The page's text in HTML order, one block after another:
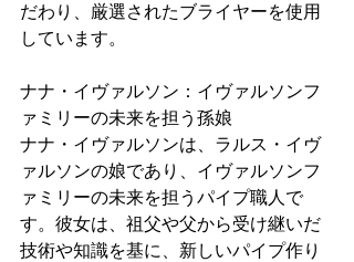
だわり、厳選されたブライヤーを使用
しています。
ナナ・イヴァルソン：イヴァルソンフ
ァミリーの未来を担う孫娘
ナナ・イヴァルソンは、ラルス・イヴ
ァルソンの娘であり、イヴァルソンフ
ァミリーの未来を担うパイプ職人で
す。彼女は、祖父や父から受け継いだ
技術や知識を基に、新しいパイプ作り